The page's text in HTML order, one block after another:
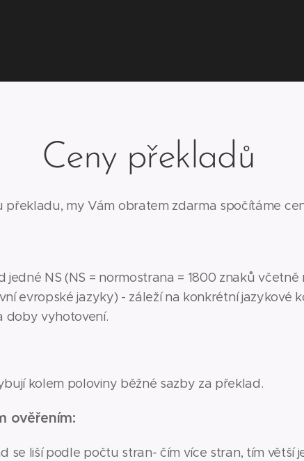
Ceny překladů
překladu, my Vám obratem zdarma spočítáme
jedné NS (NS = normostrana = 1800 znaků včetně
evropské jazyky) - záleží na konkrétní jazykové
doby vyhotovení.
kolem poloviny běžné sazby za překlad.
ověřením:
se liší podle počtu stran- čím více stran, tím větší